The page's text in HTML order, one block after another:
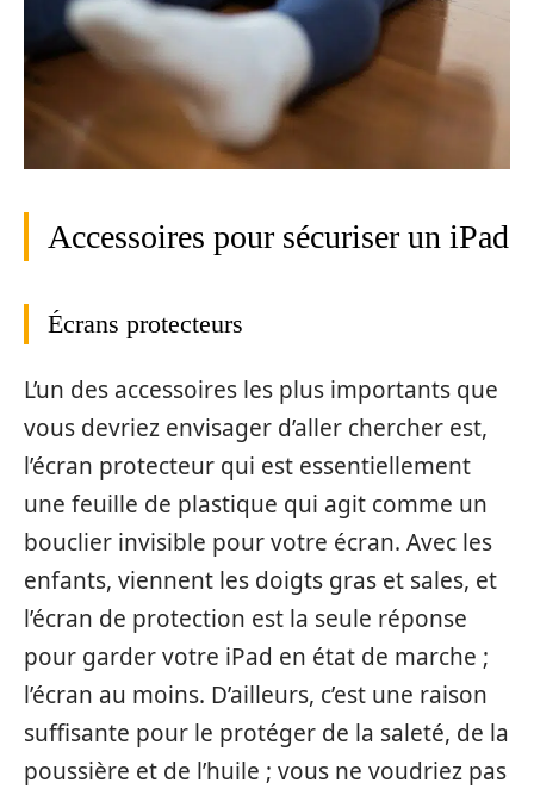
Accessoires pour sécuriser un iPad
Écrans protecteurs
L’un des accessoires les plus importants que
vous devriez envisager d’aller chercher est,
l’écran protecteur qui est essentiellement
une feuille de plastique qui agit comme un
bouclier invisible pour votre écran. Avec les
enfants, viennent les doigts gras et sales, et
l’écran de protection est la seule réponse
pour garder votre iPad en état de marche ;
l’écran au moins. D’ailleurs, c’est une raison
suffisante pour le protéger de la saleté, de la
poussière et de l’huile ; vous ne voudriez pas